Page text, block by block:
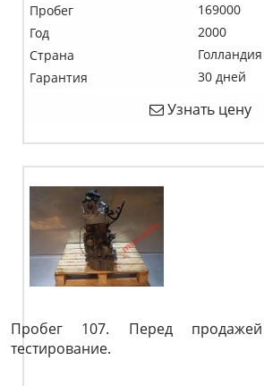
Пробег
169000
Год
2000
Страна
Голландия
Гарантия
30 дней
Узнать цену
Пробег 107. Перед
тестирование.